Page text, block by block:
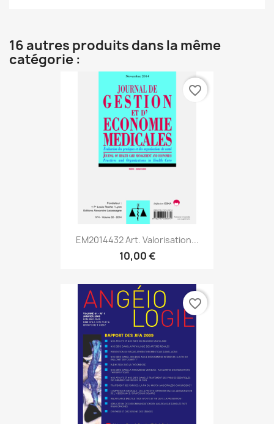
16 autres produits dans la même
catégorie :
EM2014432 Art. Valorisation...
10,00 €
favorite_border
favorite_border